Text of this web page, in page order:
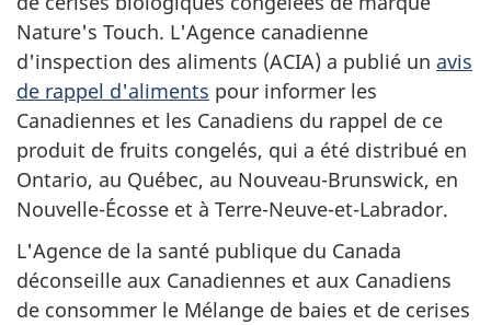
Nature's Touch. L'Agence canadienne
d'inspection des aliments (ACIA) a publié un avis
de rappel d'aliments pour informer les
Canadiennes et les Canadiens du rappel de ce
produit de fruits congelés, qui a été distribué en
Ontario, au Québec, au Nouveau-Brunswick, en
Nouvelle-Écosse et à Terre-Neuve-et-Labrador.
L'Agence de la santé publique du Canada
déconseille aux Canadiennes et aux Canadiens
de consommer le Mélange de baies et de cerises